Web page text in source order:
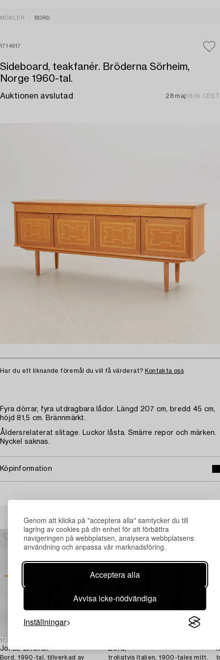
Genom att klicka på "acceptera alla" samtycker du till
lagring av cookies på din enhet för att förbättra
navigeringen på webbplatsen, analysera webbplatsens
användning och anpassa vår marknadsföring.
Acceptera alla
Avvisa icke-nödvändiga
Inställningar
MÖBLER BORD
1714917
Sideboard, teakfanér. Bröderna Sörheim,
Norge 1960-tal.
Auktionen avslutad 28 maj18:16 CEST
Har du ett liknande föremål du vill få värderat? Kontakta oss
Fyra dörrar, fyra utdragbara lådor. Längd 207 cm, bredd 45 cm,
höjd 81,5 cm. Brännmärkt.
Åldersrelaterat slitage. Luckor låsta. Smärre repor och märken.
Nyckel saknas.
Köpinformation
1732128
Jonas Lindvall
Bord, 1990-tal, tillverkad av
Bord,
troligtvis Italien, 1900-tales mitt.